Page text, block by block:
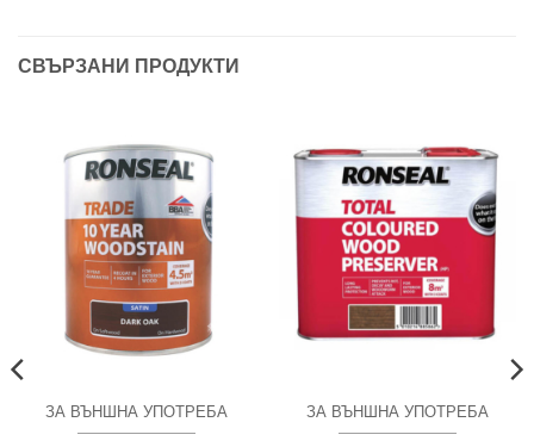
СВЪРЗАНИ ПРОДУКТИ
ЗА ВЪНШНА УПОТРЕБА ЗА ВЪНШНА УПОТРЕБА